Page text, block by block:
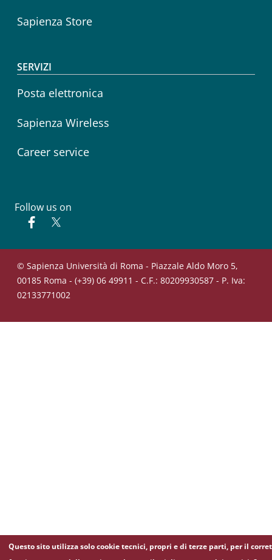
Sapienza Store
SERVIZI
Posta elettronica
Sapienza Wireless
Career service
Follow us on
Facebook
© Sapienza Università di Roma - Piazzale Aldo Moro 5,
00185 Roma - (+39) 06 49911 - C.F.: 80209930587 - P. Iva:
02133771002
Questo sito utilizza solo cookie tecnici, propri e di terze parti, per il